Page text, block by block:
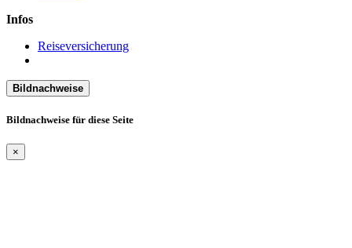
Infos
Reiseversicherung
Bildnachweise
Bildnachweise für diese Seite
×